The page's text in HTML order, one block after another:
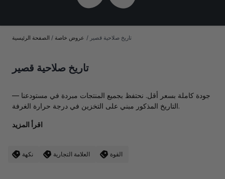
الصفحة الرئيسية / عروض خاصة / تاريخ صلاحية قصير
تاريخ صلاحية قصير
جودة كاملة بسعر أقل. نحتفظ بجميع المنتجات مبردة في مستودعنا —
التاريخ المذكور مبني على التخزين في درجة حرارة الغرفة.
اقرأ المزيد
نكهة العلامة التجارية القوة